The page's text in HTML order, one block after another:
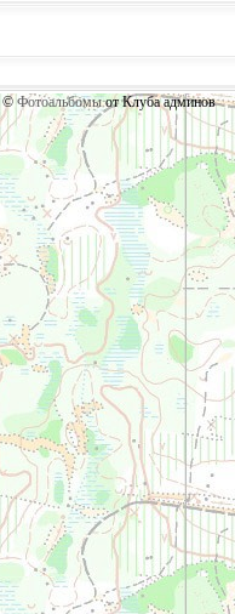
© Фотоальбомыот Клуба админов